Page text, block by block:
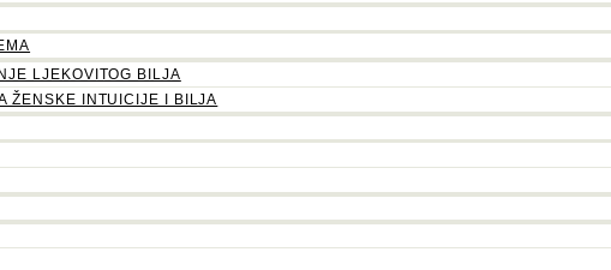
LJEKOVITOG BILJA
ŽENSKE INTUICIJE I BILJA